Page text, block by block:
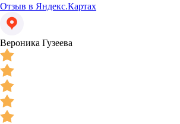
Отзыв в Яндекс.Картах
Вероника Гузеева